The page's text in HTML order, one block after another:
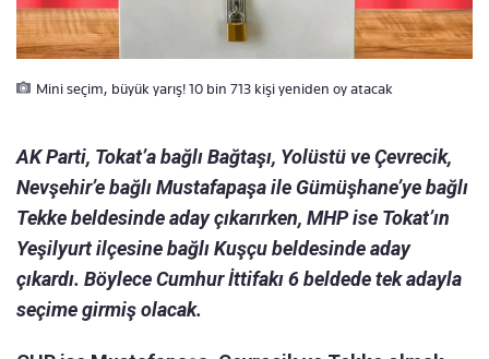
Mini seçim, büyük yarış! 10 bin 713 kişi yeniden oy atacak
AK Parti, Tokat’a bağlı Bağtaşı, Yolüstü ve Çevrecik,
Nevşehir’e bağlı Mustafapaşa ile Gümüşhane’ye bağlı
Tekke beldesinde aday çıkarırken, MHP ise Tokat’ın
Yeşilyurt ilçesine bağlı Kuşçu beldesinde aday
çıkardı. Böylece Cumhur İttifakı 6 beldede tek adayla
seçime girmiş olacak.